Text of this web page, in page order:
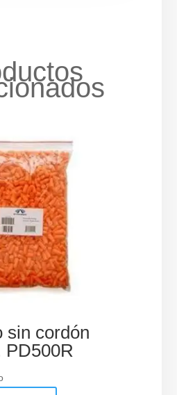
sin cordón
PD500R